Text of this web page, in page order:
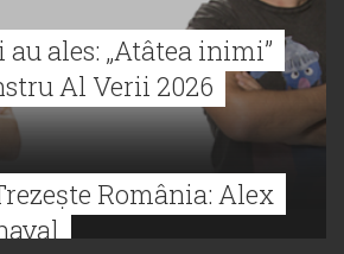
ales: „Atâtea inimi”
Al Verii 2026
România: Alex